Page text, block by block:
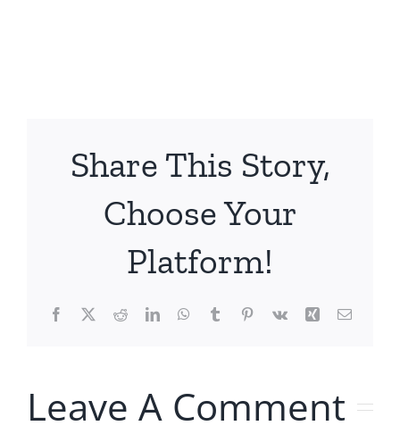
Share This Story,
Choose Your
Platform!
Facebook
X RedditLinkedInWhatsApp
TumblrPinterest
Vk Xing Email
Leave A Comment